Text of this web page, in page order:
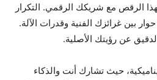
الرقص مع شريكك الرقمي. التكرار
بين غرائزك الفنية وقدرات الآلة.
عن رؤيتك الأصلية.
حيث تشارك أنت والذكاء